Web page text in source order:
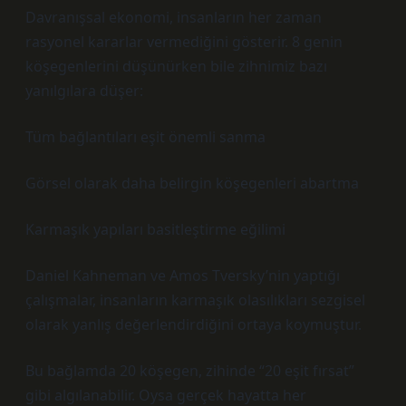
Davranışsal ekonomi, insanların her zaman
rasyonel kararlar vermediğini gösterir. 8 genin
köşegenlerini düşünürken bile zihnimiz bazı
yanılgılara düşer:
Tüm bağlantıları eşit önemli sanma
Görsel olarak daha belirgin köşegenleri abartma
Karmaşık yapıları basitleştirme eğilimi
Daniel Kahneman ve Amos Tversky’nin yaptığı
çalışmalar, insanların karmaşık olasılıkları sezgisel
olarak yanlış değerlendirdiğini ortaya koymuştur.
Bu bağlamda 20 köşegen, zihinde “20 eşit fırsat”
gibi algılanabilir. Oysa gerçek hayatta her